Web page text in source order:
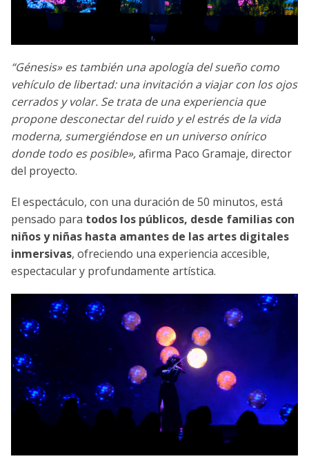
“Génesis» es también una apología del sueño como
vehículo de libertad: una invitación a viajar con los ojos
cerrados y volar. Se trata de una experiencia que
propone desconectar del ruido y el estrés de la vida
moderna, sumergiéndose en un universo onírico
donde todo es posible»,afirma Paco Gramaje, director
del proyecto.
El espectáculo, con una duración de 50 minutos, está
pensado para todos los públicos, desde familias con
niños y niñas hasta amantes de las artes digitales
inmersivas, ofreciendo una experiencia accesible,
espectacular y profundamente artística.